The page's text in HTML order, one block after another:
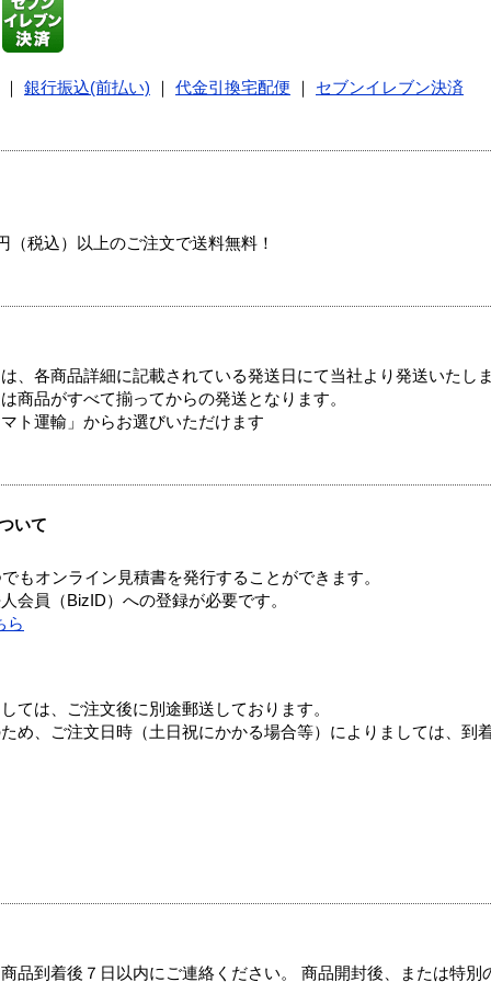
銀行振込(前払い) 代金引換宅配便
セブンイレブン決済
税込）以上のご注文で送料無料！
、各商品詳細に記載されている発送日にて当社より発送いたしま
商品がすべて揃ってからの発送となります。
ト運輸」からお選びいただけます
いて
もオンライン見積書を発行することができます。
会員（BizID）への登録が必要です。
ら
ては、ご注文後に別途郵送しております。
め、ご注文日時（土日祝にかかる場合等）によりましては、到
品到着後７日以内にご連絡ください。 商品開封後、または特別